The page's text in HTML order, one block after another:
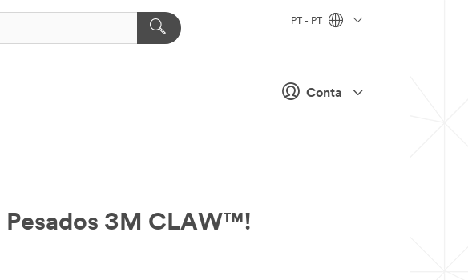
Conta
PT - PT
Pesados 3M CLAW™!